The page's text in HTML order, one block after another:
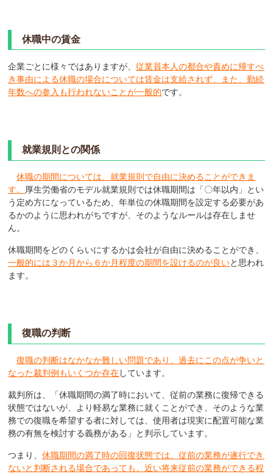
休職中の賃金
企業ごとに様々ではありますが、従業員本人の都合や責めに帰すべ
き事由による休職の場合については賃金は支給されず、また、勤続
年数への参入も行われないことが一般的です。
就業規則との関係
休職の期間については、就業規則で自由に決めることができま
す。 厚生労働省のモデル就業規則では休職期間は「〇年以内」とい
う定め方になっているため、年単位の休職期間を設定する必要があ
るかのように思われがちですが、そのようなルールは存在しませ
ん。
休職期間をどのくらいにするかは会社が自由に決めることができ、
一般的には３か月から６か月程度の期間を設けるのが良いと思われ
ます。
復職の判断
復職の判断はなかなか難しい問題であり、過去にこの点が争いと
なった裁判例もいくつか存在しています。
裁判所は、「休職期間の満了時において、従前の業務に復帰できる
状態ではないが、より軽易な業務に就くことができ、そのような業
務での復職を希望する者に対しては、使用者は現実に配置可能な業
務の有無を検討する義務がある」と判示しています。
つまり、休職期間の満了時の回復状態では、従前の業務が遂行でき
ないと判断される場合であっても、近い将来従前の業務ができる程